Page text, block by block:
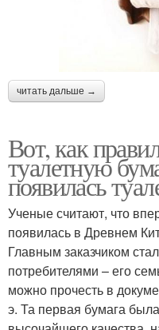
читать дальше →
Вот, как
туалетную
появилась
Ученые считают, что
появилась в Древнем
Главным заказчиком
потребителями – его
можно прочесть в
э. Та первая бумага